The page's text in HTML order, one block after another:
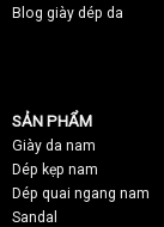
Blog giày dép da
SẢN PHẨM
Giày da nam
Dép kẹp nam
Dép quai ngang nam
Sandal